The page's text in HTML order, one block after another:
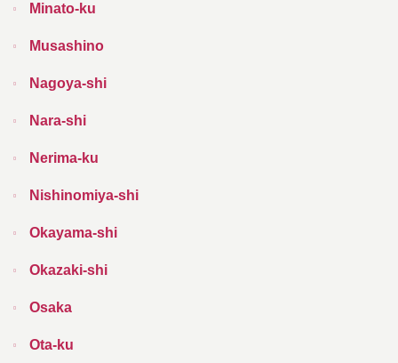
Minato-ku
Musashino
Nagoya-shi
Nara-shi
Nerima-ku
Nishinomiya-shi
Okayama-shi
Okazaki-shi
Osaka
Ota-ku